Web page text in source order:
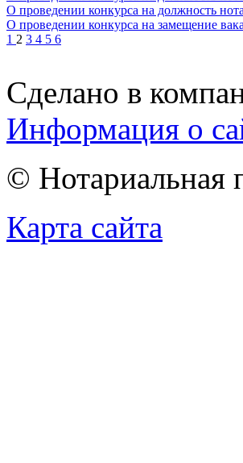
О проведении конкурса на должность
О проведении конкурса на замещение
1 2 3 4 5 6
Сделано в
Информация о
© Нотариальная
Карта сайта